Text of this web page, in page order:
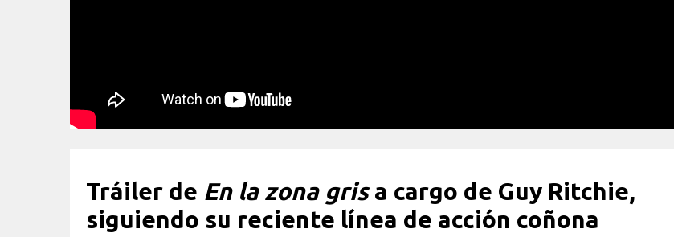
Tráiler de En la zona grisa cargo de Guy Ritchie,
siguiendo su reciente línea de acción coñona